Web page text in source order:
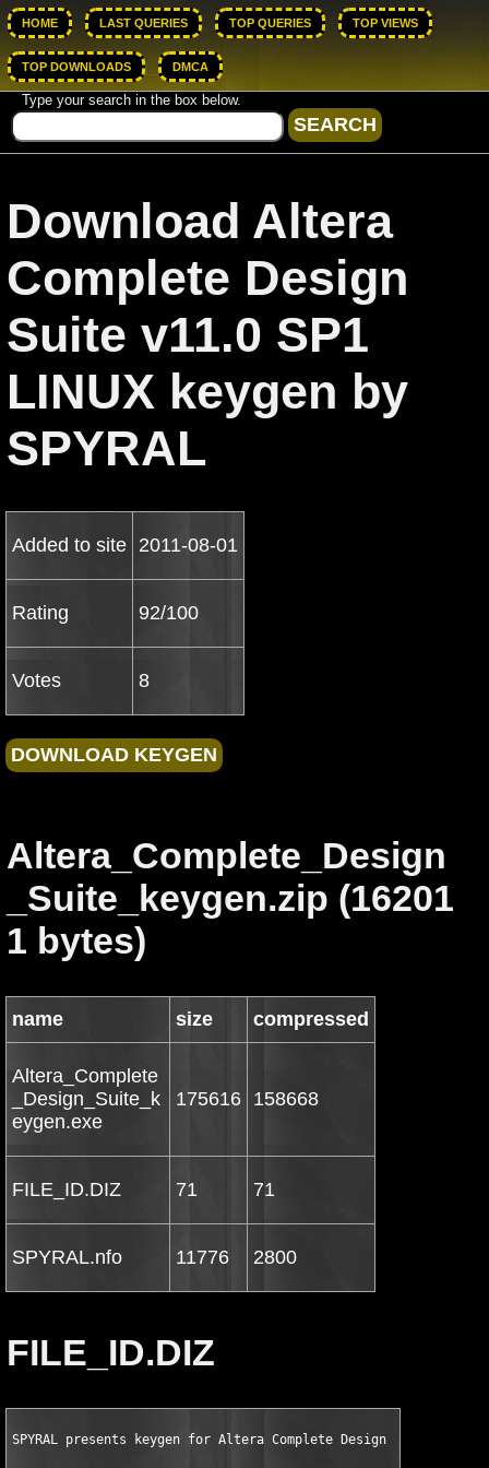
HOME LAST QUERIES TOP QUERIES TOP VIEWS
TOP DOWNLOADS DMCA
Type your search in the box below.
Download Altera
Complete Design
Suite v11.0 SP1
LINUX keygen by
SPYRAL
Added to site 2011-08-01
Rating 92/100
Votes 8
Altera_Complete_Design
_Suite_keygen.zip (16201
1 bytes)
name size compressed
Altera_Complete
_Design_Suite_k
eygen.exe
175616 158668
FILE_ID.DIZ 71 71
SPYRAL.nfo 11776 2800
FILE_ID.DIZ
SPYRAL presents keygen for Altera Complete Design Suite v11.0